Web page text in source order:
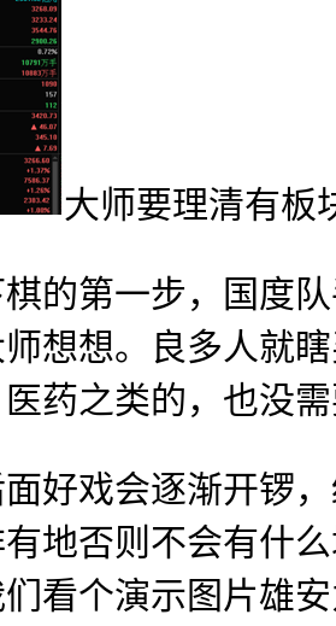
大师要理清有板
第一步，国度队
想想。良多人就
药之类的，也没需
戏会逐渐开锣，
地否则不会有什
看个演示图片雄